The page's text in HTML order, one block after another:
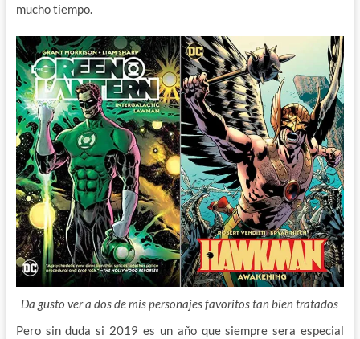
mucho tiempo.
Da gusto ver a dos de mis personajes favoritos tan bien tratados
Pero sin duda si 2019 es un año que siempre sera especial